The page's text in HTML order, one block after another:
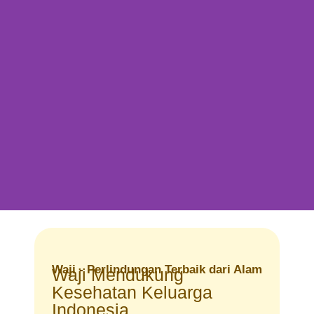
Waji - Perlindungan Terbaik dari Alam
Waji Mendukung
Kesehatan Keluarga
Indonesia